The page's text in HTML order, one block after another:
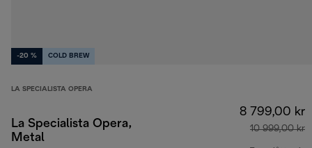
-20 % COLD BREW
LA SPECIALISTA OPERA
La Specialista Opera,
Metal
8 799,00 kr
10 999,00 kr